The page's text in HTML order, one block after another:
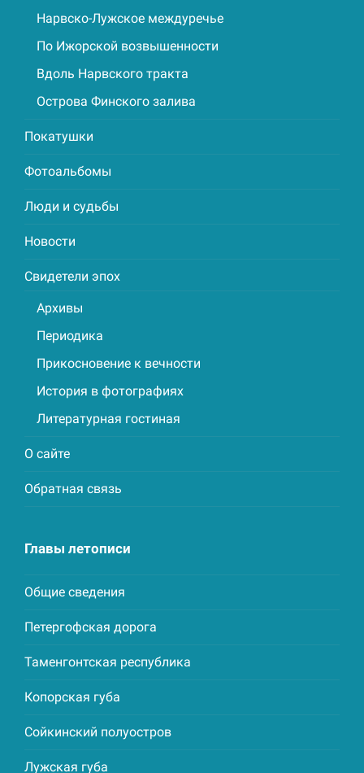
Нарвско-Лужское междуречье
По Ижорской возвышенности
Вдоль Нарвского тракта
Острова Финского залива
Покатушки
Фотоальбомы
Люди и судьбы
Новости
Свидетели эпох
Архивы
Периодика
Прикосновение к вечности
История в фотографиях
Литературная гостиная
О сайте
Обратная связь
Главы летописи
Общие сведения
Петергофская дорога
Таменгонтская республика
Копорская губа
Сойкинский полуостров
Лужская губа